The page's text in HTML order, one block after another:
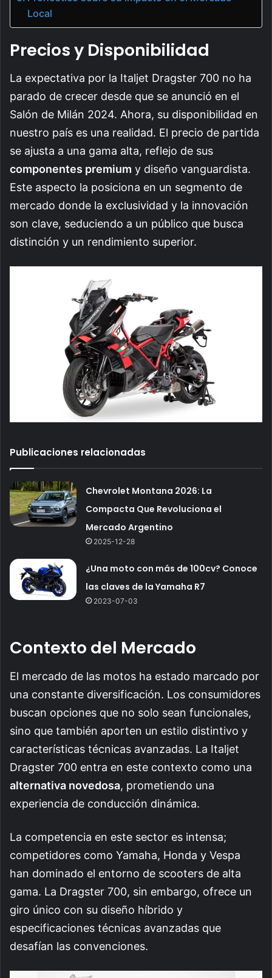
Local
Precios y Disponibilidad
La expectativa por la Italjet Dragster 700 no ha
parado de crecer desde que se anunció en el
Salón de Milán 2024. Ahora, su disponibilidad en
nuestro país es una realidad. El precio de partida
se ajusta a una gama alta, reflejo de sus
componentes premium y diseño vanguardista.
Este aspecto la posiciona en un segmento de
mercado donde la exclusividad y la innovación
son clave, seduciendo a un público que busca
distinción y un rendimiento superior.
Publicaciones relacionadas
Chevrolet Montana 2026: La
Compacta Que Revoluciona el
Mercado Argentino
2025-12-28
¿Una moto con más de 100cv? Conoce
las claves de la Yamaha R7
2023-07-03
Contexto del Mercado
El mercado de las motos ha estado marcado por
una constante diversificación. Los consumidores
buscan opciones que no solo sean funcionales,
sino que también aporten un estilo distintivo y
características técnicas avanzadas. La Italjet
Dragster 700 entra en este contexto como una
alternativa novedosa, prometiendo una
experiencia de conducción dinámica.
La competencia en este sector es intensa;
competidores como Yamaha, Honda y Vespa
han dominado el entorno de scooters de alta
gama. La Dragster 700, sin embargo, ofrece un
giro único con su diseño híbrido y
especificaciones técnicas avanzadas que
desafían las convenciones.